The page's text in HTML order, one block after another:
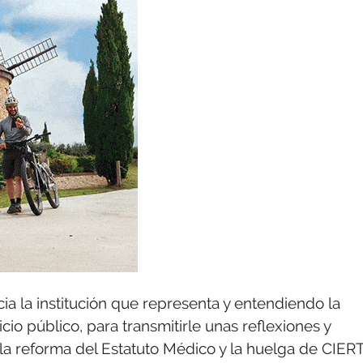
la institución que representa y entendiendo la
público, para transmitirle unas reflexiones y
reforma del Estatuto Médico y la huelga de